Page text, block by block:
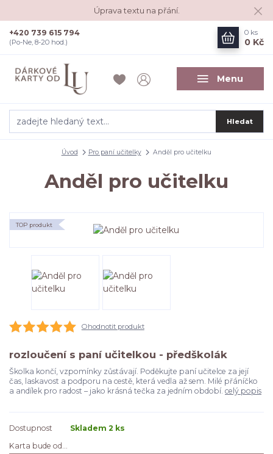
Úprava textu na přání.
Menu
Hledat
+420 739 615 794
(Po-Ne, 8-20 hod.)
0 ks
0 Kč
Úvod Pro paní učitelky Anděl pro učitelku
Anděl pro učitelku
TOP produkt
Ohodnotit produkt
rozloučení s paní učitelkou - předškolák
Školka končí, vzpomínky zůstávají. Poděkujte paní učitelce za její
čas, laskavost a podporu na cestě, která vedla až sem. Milé přáníčko
a andílek pro radost – jako krásná tečka za jedním období. celý popis
Dostupnost
Skladem 2 ks
Karta bude od...